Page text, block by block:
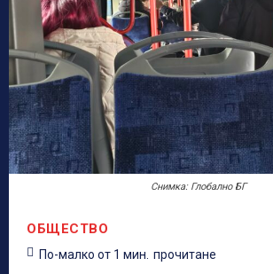
Снимка: Глобално БГ
ОБЩЕСТВО
По-малко от 1 мин. прочитане